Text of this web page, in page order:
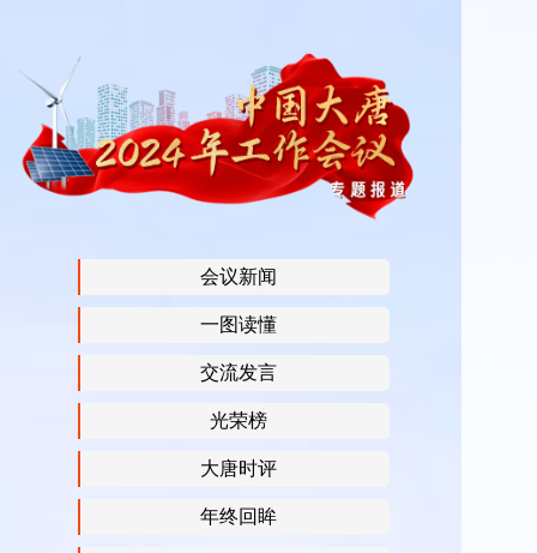
会议新闻
一图读懂
交流发言
光荣榜
大唐时评
年终回眸